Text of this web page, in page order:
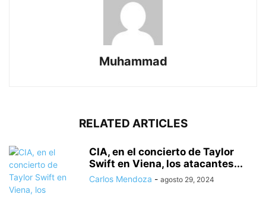
Muhammad
RELATED ARTICLES
CIA, en el concierto de Taylor
Swift en Viena, los atacantes...
Carlos Mendoza - agosto 29, 2024